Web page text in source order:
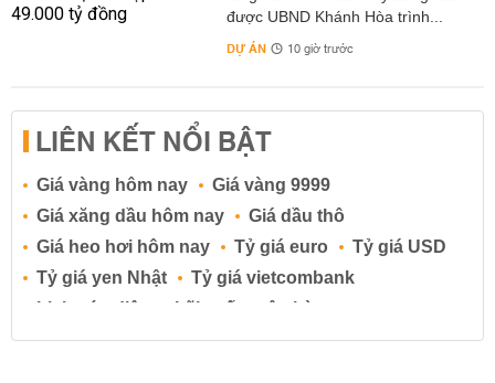
được UBND Khánh Hòa trình...
DỰ ÁN 10 giờ trước
LIÊN KẾT NỔI BẬT
Giá vàng hôm nay
Giá vàng 9999
Giá xăng dầu hôm nay
Giá dầu thô
Giá heo hơi hôm nay
Tỷ giá euro
Tỷ giá USD
Tỷ giá yen Nhật
Tỷ giá vietcombank
Lịch cúp điện
Lãi suất ngân hàng
Lãi suất tiết kiệm
Lãi suất tiền gửi